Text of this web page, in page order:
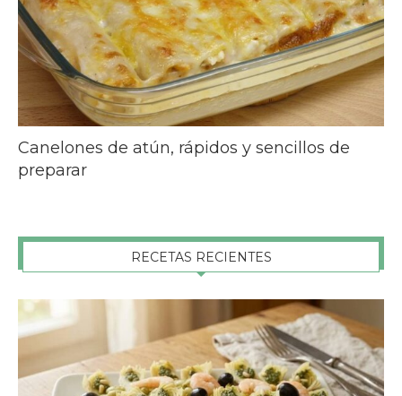
Canelones de atún, rápidos y sencillos de
preparar
RECETAS RECIENTES